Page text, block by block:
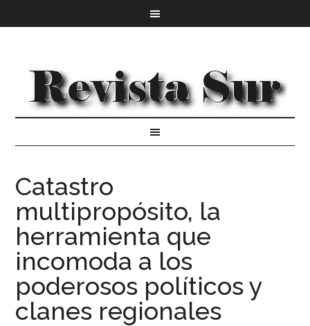
Catastro
multipropósito, la
herramienta que
incomoda a los
poderosos políticos y
clanes regionales